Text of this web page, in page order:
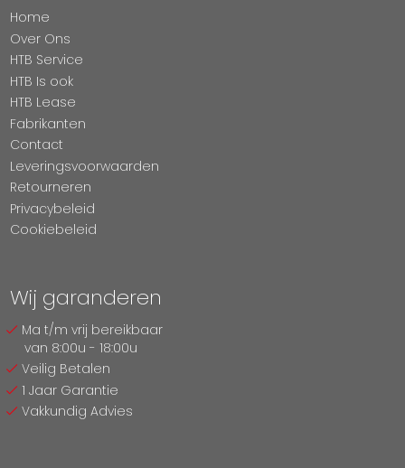
Home
Over Ons
HTB Service
HTB Is ook
HTB Lease
Fabrikanten
Contact
Leveringsvoorwaarden
Retourneren
Privacybeleid
Cookiebeleid
Wij garanderen
Ma t/m vrij bereikbaar
van 8:00u - 18:00u
Veilig Betalen
1 Jaar Garantie
Vakkundig Advies